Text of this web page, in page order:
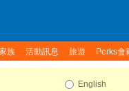
族 活動訊息 旅遊 Perks會
English